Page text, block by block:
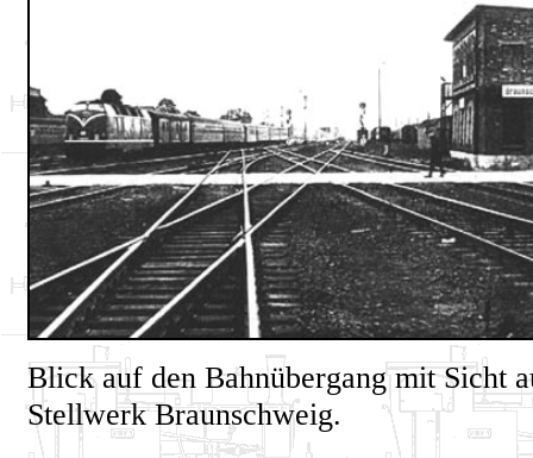
Blick auf den Bahnübergang mit Sicht
Stellwerk Braunschweig.